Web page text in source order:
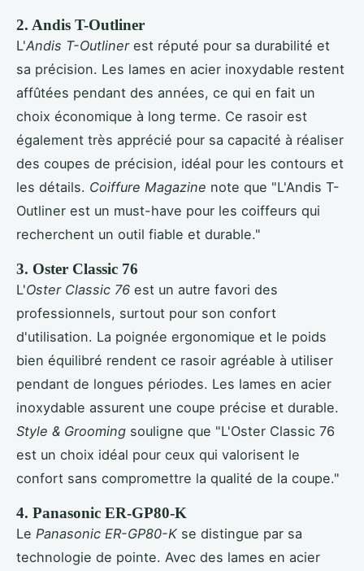
2. Andis T-Outliner
L'Andis T-Outlinerest réputé pour sa durabilité et
sa précision. Les lames en acier inoxydable restent
affûtées pendant des années, ce qui en fait un
choix économique à long terme. Ce rasoir est
également très apprécié pour sa capacité à réaliser
des coupes de précision, idéal pour les contours et
les détails. Coiffure Magazine note que "L'Andis T-
Outliner est un must-have pour les coiffeurs qui
recherchent un outil fiable et durable."
3. Oster Classic 76
L'Oster Classic 76 est un autre favori des
professionnels, surtout pour son confort
d'utilisation. La poignée ergonomique et le poids
bien équilibré rendent ce rasoir agréable à utiliser
pendant de longues périodes. Les lames en acier
inoxydable assurent une coupe précise et durable.
Style & Grooming souligne que "L'Oster Classic 76
est un choix idéal pour ceux qui valorisent le
confort sans compromettre la qualité de la coupe."
4. Panasonic ER-GP80-K
Le Panasonic ER-GP80-K se distingue par sa
technologie de pointe. Avec des lames en acier